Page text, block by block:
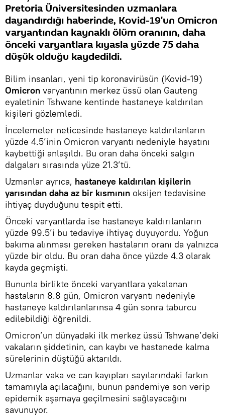
Pretoria Üniversitesinden uzmanlara
dayandırdığı haberinde, Kovid-19'un Omicron
varyantından kaynaklı ölüm oranının, daha
önceki varyantlara kıyasla yüzde 75 daha
düşük olduğu kaydedildi.
Bilim insanları, yeni tip koronavirüsün (Kovid-19)
Omicron varyantının merkez üssü olan Gauteng
eyaletinin Tshwane kentinde hastaneye kaldırılan
kişileri gözlemledi.
İncelemeler neticesinde hastaneye kaldırılanların
yüzde 4.5’inin Omicron varyantı nedeniyle hayatını
kaybettiği anlaşıldı. Bu oran daha önceki salgın
dalgaları sırasında yüze 21.3’tü.
Uzmanlar ayrıca, hastaneye kaldırılan kişilerin
yarısından daha az bir kısmının oksijen tedavisine
ihtiyaç duyduğunu tespit etti.
Önceki varyantlarda ise hastaneye kaldırılanların
yüzde 99.5’i bu tedaviye ihtiyaç duyuyordu. Yoğun
bakıma alınması gereken hastaların oranı da yalnızca
yüzde bir oldu. Bu oran daha önce yüzde 4.3 olarak
kayda geçmişti.
Bununla birlikte önceki varyantlara yakalanan
hastaların 8.8 gün, Omicron varyantı nedeniyle
hastaneye kaldırılanlarınsa 4 gün sonra taburcu
edilebildiği öğrenildi.
Omicron’un dünyadaki ilk merkez üssü Tshwane’deki
vakaların şiddetinin, can kaybı ve hastanede kalma
sürelerinin düştüğü aktarıldı.
Uzmanlar vaka ve can kayıpları sayılarındaki farkın
tamamıyla açılacağını, bunun pandemiye son verip
epidemik aşamaya geçilmesini sağlayacağını
savunuyor.